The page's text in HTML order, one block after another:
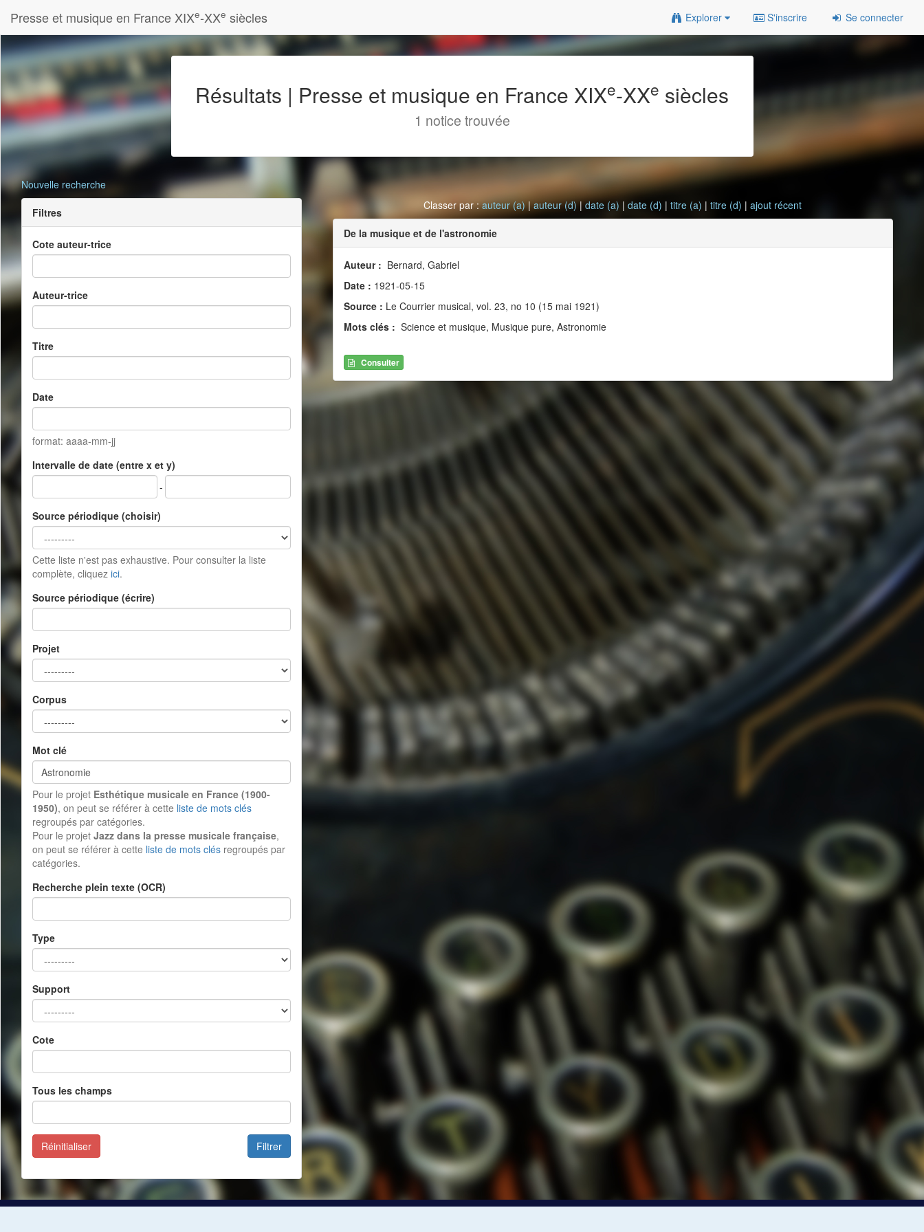
Presse et musique en France XIXe-XXe siècles Explorer S'inscrire Se connecter
Résultats | Presse et musique en France XIXe-XXe siècles
1 notice trouvée
Nouvelle recherche
Filtres
Cote auteur-trice
Auteur-trice
Titre
Date
format: aaaa-mm-jj
Intervalle de date (entre x et y)
-
Source périodique (choisir)
Cette liste n'est pas exhaustive. Pour consulter la liste
complète, cliquez ici.
Source périodique (écrire)
Projet
Corpus
Mot clé
Pour le projet Esthétique musicale en France (1900-
1950), on peut se référer à cette liste de mots clés
regroupés par catégories.
Pour le projet Jazz dans la presse musicale française,
on peut se référer à cette liste de mots clés regroupés par
catégories.
Recherche plein texte (OCR)
Type
Support
Cote
Tous les champs
Filtrer
Réinitialiser
Classer par :auteur (a)|auteur (d)|date (a) |date (d) |titre (a) |titre (d) |ajout récent
De la musique et de l'astronomie
Auteur : Bernard, Gabriel
Date : 1921-05-15
Source : Le Courrier musical, vol. 23, no 10 (15 mai 1921)
Mots clés : Science et musique, Musique pure, Astronomie
Consulter